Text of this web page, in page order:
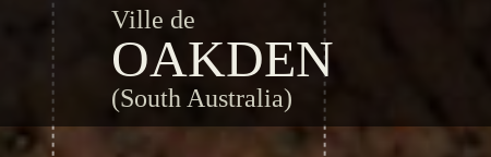
Ville de
OAKDEN
(South Australia)